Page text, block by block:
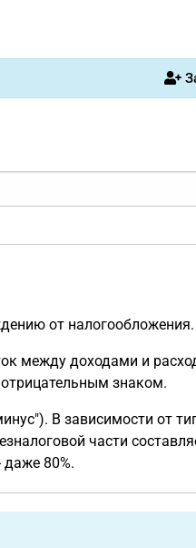
от налогообложения.
между доходами и
знаком.
В зависимости от
части
даже 80%.